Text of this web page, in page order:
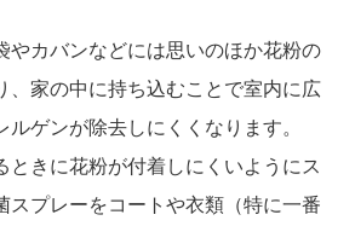
やカバンなどには思いのほか花粉の
、家の中に持ち込むことで室内に広
ルゲンが除去しにくくなります。
ときに花粉が付着しにくいようにス
スプレーをコートや衣類（特に一番